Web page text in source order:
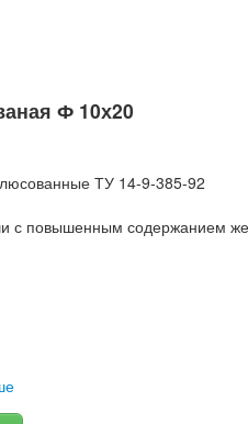
Ф 10х20
ТУ 14-9-385-92
с повышенным содержанием